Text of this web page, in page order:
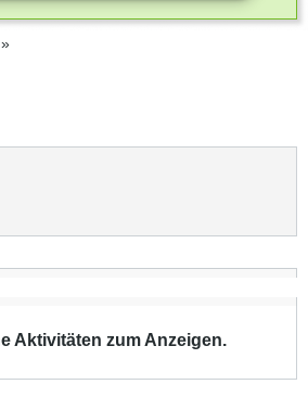
Aktivitäten zum Anzeigen.